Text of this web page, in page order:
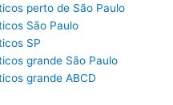
perto de São Paulo
São Paulo
SP
grande São Paulo
grande ABCD